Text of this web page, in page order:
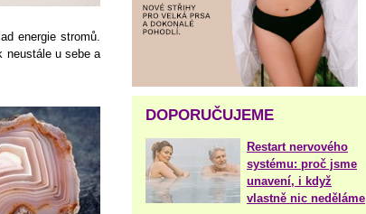
energie stromů.
neustále u sebe a
DOPORUČUJEME
Restart nervového
systému: proč jsme
unavení, i když
vlastně nic neděláme